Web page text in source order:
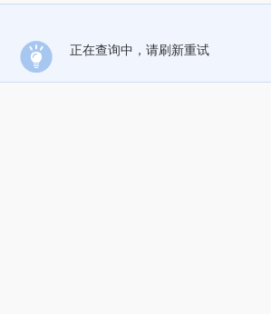
正在查询中，请刷新重试